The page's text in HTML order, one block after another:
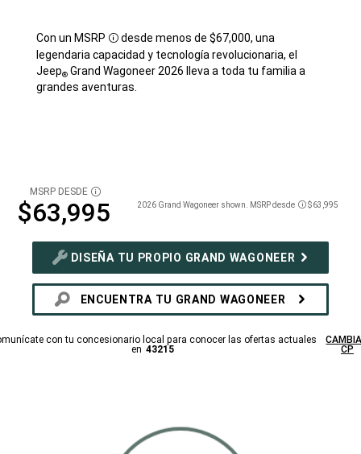
Con un MSRP
Disclosure
desde menos de $67,000, una
legendaria capacidad y tecnología revolucionaria, el
Jeep® Grand Wagoneer 2026 lleva a toda tu familia a
grandes aventuras.
MSRP DESDE DISCLOSURE
$63,995 2026 Grand Wagoneer shown. MSRP desde Disclosure
$63,995
DISEÑA TU PROPIO GRAND WAGONEER
ENCUENTRA TU GRAND WAGONEER
con tu concesionario local para conocer las ofertas actuales
en 43215
CP